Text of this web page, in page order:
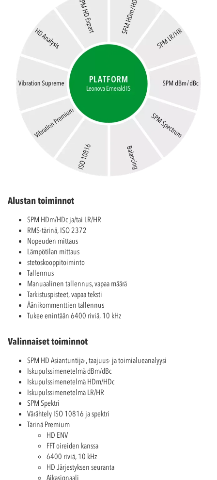
Alustan toiminnot
SPM HDm/HDc ja/tai LR/HR
RMS-tärinä, ISO 2372
Nopeuden mittaus
Lämpötilan mittaus
stetoskooppitoiminto
Tallennus
Manuaalinen tallennus, vapaa määrä
Tarkistuspisteet, vapaa teksti
Äänikommenttien tallennus
Tukee enintään 6400 riviä, 10 kHz
Valinnaiset toiminnot
SPM HD Asiantuntija-, taajuus- ja toimialueanalyysi
Iskupulssimenetelmä dBm/dBc
Iskupulssimenetelmä HDm/HDc
Iskupulssimenetelmä LR/HR
SPM Spektri
Värähtely ISO 10816 ja spektri
Tärinä Premium
HD ENV
FFT oireiden kanssa
6400 riviä, 10 kHz
HD Järjestyksen seuranta
Aikasignaali